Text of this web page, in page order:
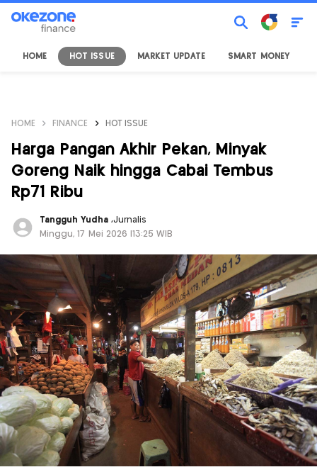
HOME HOT ISSUE MARKET UPDATE SMART MONEY
HOME FINANCE HOT ISSUE
Harga Pangan Akhir Pekan, Minyak
Goreng Naik hingga Cabai Tembus
Rp71 Ribu
Tangguh Yudha ,Jurnalis
Minggu, 17 Mei 2026 |13:25 WIB